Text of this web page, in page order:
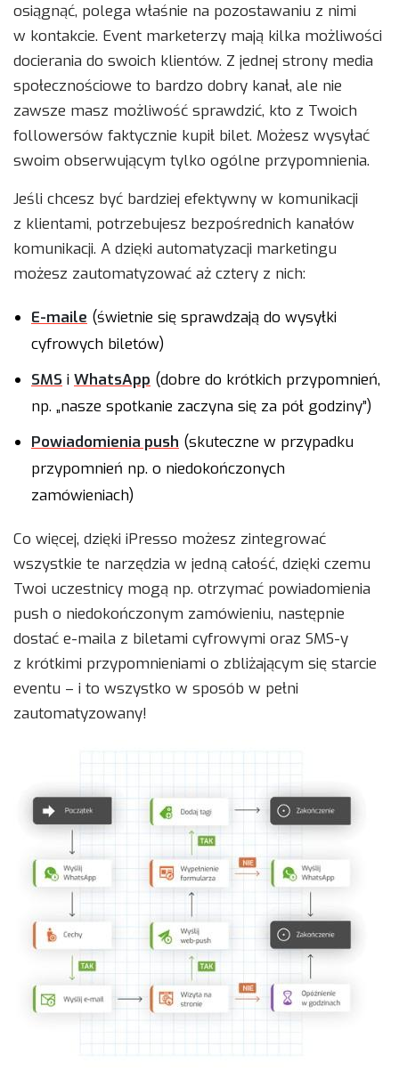
osiągnąć, polega właśnie na pozostawaniu z nimi
w kontakcie. Event marketerzy mają kilka możliwości
docierania do swoich klientów. Z jednej strony media
społecznościowe to bardzo dobry kanał, ale nie
zawsze masz możliwość sprawdzić, kto z Twoich
followersów faktycznie kupił bilet. Możesz wysyłać
swoim obserwującym tylko ogólne przypomnienia.
Jeśli chcesz być bardziej efektywny w komunikacji
z klientami, potrzebujesz bezpośrednich kanałów
komunikacji. A dzięki automatyzacji marketingu
możesz zautomatyzować aż cztery z nich:
E-maile (świetnie się sprawdzają do wysyłki
cyfrowych biletów)
SMS i WhatsApp (dobre do krótkich przypomnień,
np. „nasze spotkanie zaczyna się za pół godziny”)
Powiadomienia push (skuteczne w przypadku
przypomnień np. o niedokończonych
zamówieniach)
Co więcej, dzięki iPresso możesz zintegrować
wszystkie te narzędzia w jedną całość, dzięki czemu
Twoi uczestnicy mogą np. otrzymać powiadomienia
push o niedokończonym zamówieniu, następnie
dostać e-maila z biletami cyfrowymi oraz SMS-y
z krótkimi przypomnieniami o zbliżającym się starcie
eventu – i to wszystko w sposób w pełni
zautomatyzowany!